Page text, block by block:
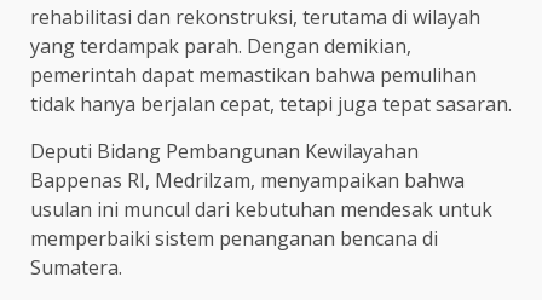
rehabilitasi dan rekonstruksi, terutama di wilayah
yang terdampak parah. Dengan demikian,
pemerintah dapat memastikan bahwa pemulihan
tidak hanya berjalan cepat, tetapi juga tepat sasaran.
Deputi Bidang Pembangunan Kewilayahan
Bappenas RI, Medrilzam, menyampaikan bahwa
usulan ini muncul dari kebutuhan mendesak untuk
memperbaiki sistem penanganan bencana di
Sumatera.